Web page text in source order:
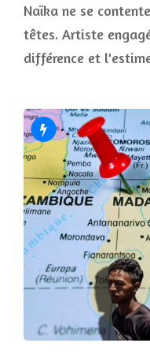
Naïka ne se
têtes. Artiste
différence et